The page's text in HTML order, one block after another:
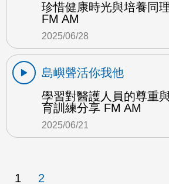
珍惜健康時光與培養同
FM AM
2025/06/28
島嶼聲活你我他
學習對醫護人員的尊重
育訓練分享 FM AM
2025/06/21
1 2